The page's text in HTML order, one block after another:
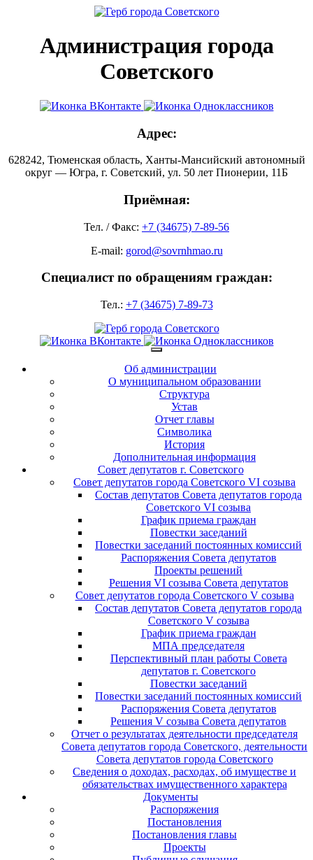
Администрация города
Советского
Адрес:
628242, Тюменская область, Ханты-Мансийский автономный
округ — Югра, г. Советский, ул. 50 лет Пионерии, 11Б
Приёмная:
Тел. / Факс: +7 (34675) 7-89-56
E-mail: gorod@sovrnhmao.ru
Специалист по обращениям граждан:
Тел.: +7 (34675) 7-89-73
Об администрации
О муниципальном образовании
Структура
Устав
Отчет главы
Символика
История
Дополнительная информация
Совет депутатов г. Советского
Совет депутатов города Советского VI созыва
Состав депутатов Совета депутатов города
Советского VI созыва
График приема граждан
Повестки заседаний
Повестки заседаний постоянных комиссий
Распоряжения Совета депутатов
Проекты решений
Решения VI созыва Совета депутатов
Совет депутатов города Советского V созыва
Состав депутатов Совета депутатов города
Советского V созыва
График приема граждан
МПА председателя
Перспективный план работы Совета
депутатов г. Советского
Повестки заседаний
Повестки заседаний постоянных комиссий
Распоряжения Совета депутатов
Решения V созыва Совета депутатов
Отчет о результатах деятельности председателя
Совета депутатов города Советского, деятельности
Совета депутатов города Советского
Сведения о доходах, расходах, об имуществе и
обязательствах имущественного характера
Документы
Распоряжения
Постановления
Постановления главы
Проекты